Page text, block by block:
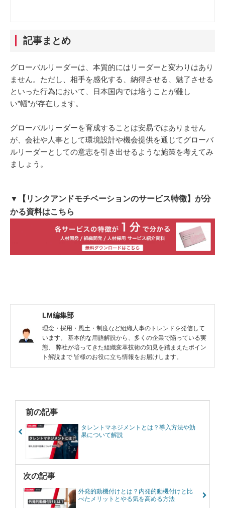
記事まとめ
グローバルリーダーは、本質的にはリーダーと変わりはあり
ません。ただし、相手を感化する、納得させる、魅了させる
といった行為において、日本国内では培うことが難し
い”幅”が存在します。
グローバルリーダーを育成することは安易ではありません
が、会社や人事として環境設計や機会提供を通じてグローバ
ルリーダーとしての意志を引き出せるような施策を考えてみ
ましょう。
▼【リンクアンドモチベーションのサービス特徴】が分
かる資料はこちら
LM編集部
理念・採用・風土・制度など組織人事のトレンドを発信して
います。 基本的な用語解説から、多くの企業で陥っている実
態、 弊社が培ってきた組織変革技術の知見を踏まえたポイン
ト解説まで 皆様のお役に立ち情報をお届けします。
前の記事
タレントマネジメントとは？導入方法や効
果について解説
次の記事
外発的動機付けとは？内発的動機付けと比
べたメリットとやる気を高める方法